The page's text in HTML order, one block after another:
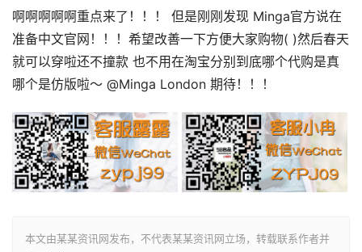
啊啊啊啊啊重点来了！！！ 但是刚刚发现 Minga官方说在
准备中文官网！！！希望改善一下方便大家购物( )然后春天
就可以穿啦还不撞款 也不用在淘宝分别到底哪个代购是真
哪个是仿版啦～ @Minga London 期待！！！
本文由某某资讯网发布，不代表某某资讯网立场，转载联系作者并